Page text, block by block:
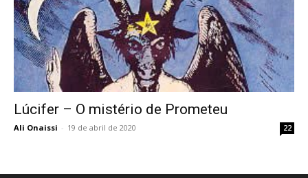
Lúcifer – O mistério de Prometeu
Ali Onaissi - 19 de abril de 2020 22